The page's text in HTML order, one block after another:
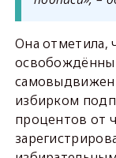
Она отметила,
избирком
процентов от